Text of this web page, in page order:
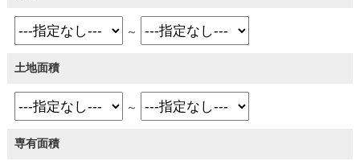
～
土地面積
～
専有面積